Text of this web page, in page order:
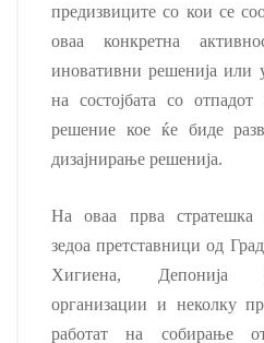
предизвиците со кои се
оваа конкретна
иновативни решенија или
на состојбата со
решение кое ќе биде
дизајнирање решенија.
На оваа прва стратешка
зедоа претставници од
Хигиена, Депонија
организации и неколку
работат на собирање